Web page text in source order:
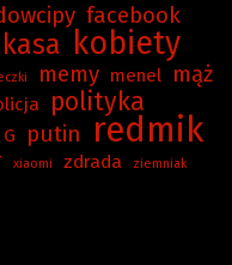
facebook
kasa kobiety
memy menel mąż
polityka
putin redmik
xiaomi zdrada
ziemniak